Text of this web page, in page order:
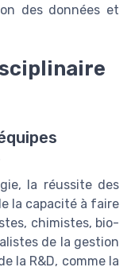
des données et
la réussite des
la capacité à faire
chimistes, bio-
de la gestion
la R&D, comme la